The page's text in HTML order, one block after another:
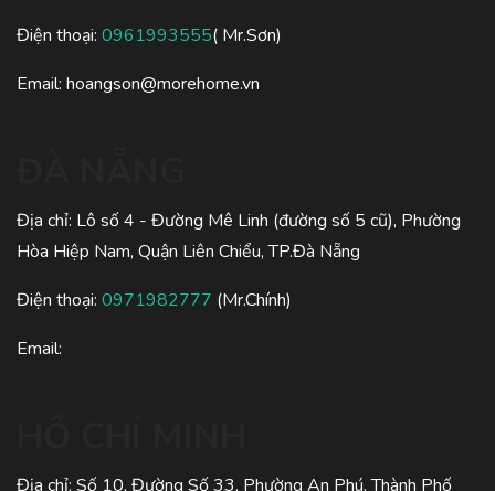
Điện thoại: 0961993555( Mr.Sơn)
Email: hoangson@morehome.vn
Địa chỉ: Lô số 4 - Đường Mê Linh (đường số 5 cũ), Phường
Hòa Hiệp Nam, Quận Liên Chiểu, TP.Đà Nẵng
Điện thoại: 0971982777 (Mr.Chính)
Email:
Địa chỉ: Số 10, Đường Số 33, Phường An Phú, Thành Phố